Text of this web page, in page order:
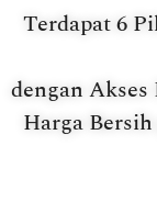
Terdapat 6
dengan
Harga